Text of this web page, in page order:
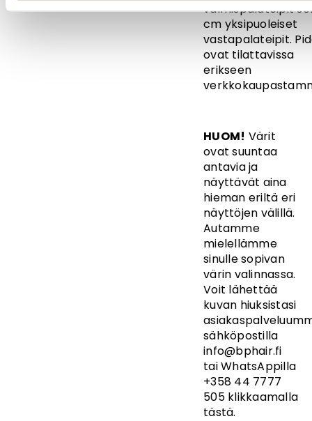
valmispalateipit
cm yksipuoleiset
vastapalateipit.
ovat tilattavissa
erikseen
HUOM! Värit
ovat suuntaa
antavia ja
näyttävät aina
hieman eriltä eri
näyttöjen välillä.
Autamme
mielellämme
sinulle sopivan
värin valinnassa.
Voit lähettää
kuvan hiuksistasi
sähköpostilla
info@bphair.fi
taiWhatsAppilla
+358 44 7777
505 klikkaamalla
tästä.